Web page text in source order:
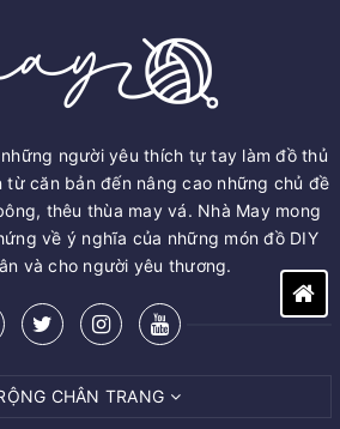
người yêu thích tự tay làm đồ thủ
từ căn bản đến nâng cao những chủ đề
thêu thùa may vá. Nhà May mong
về ý nghĩa của những món đồ DIY
và cho người yêu thương.
CHÂN TRANG